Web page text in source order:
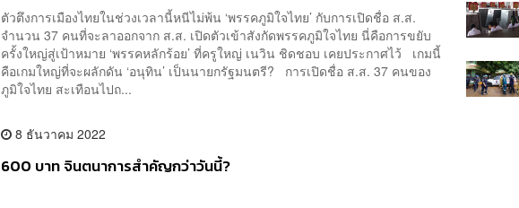
ตัวตึงการเมืองไทยในช่วงเวลานี้หนีไม่พ้น ‘พรรคภูมิใจไทย’ กับการเปิดชื่อ ส.ส.
จำนวน 37 คนที่จะลาออกจาก ส.ส. เปิดตัวเข้าสังกัดพรรคภูมิใจไทย นี่คือการขยับ
ครั้งใหญ่สู่เป้าหมาย ‘พรรคหลักร้อย’ ที่ครูใหญ่ เนวิน ชิดชอบ เคยประกาศไว้ เกมนี้
คือเกมใหญ่ที่จะผลักดัน ‘อนุทิน’ เป็นนายกรัฐมนตรี? การเปิดชื่อ ส.ส. 37 คนของ
ภูมิใจไทย สะเทือนไปถ...
8 ธันวาคม 2022
600 บาท จินตนาการสำคัญกว่าวันนี้?